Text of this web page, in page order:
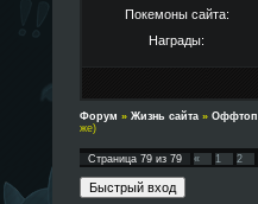
Покемоны сайта:
Награды:
Форум » Жизнь сайта » Оффтоп
же)
Страница 79из 79 « 1 2